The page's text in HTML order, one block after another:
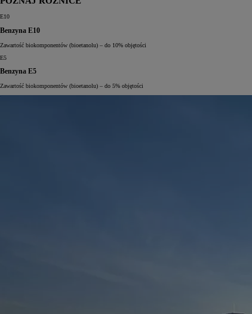
Yaris Cross
HYBRID
E10
Benzyna E10
Zawartość biokomponentów (bioetanolu) – do 10% objętości
E5
Benzyna E5
Zawartość biokomponentów (bioetanolu) – do 5% objętości